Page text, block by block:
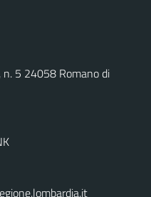
n. 5 24058 Romano di